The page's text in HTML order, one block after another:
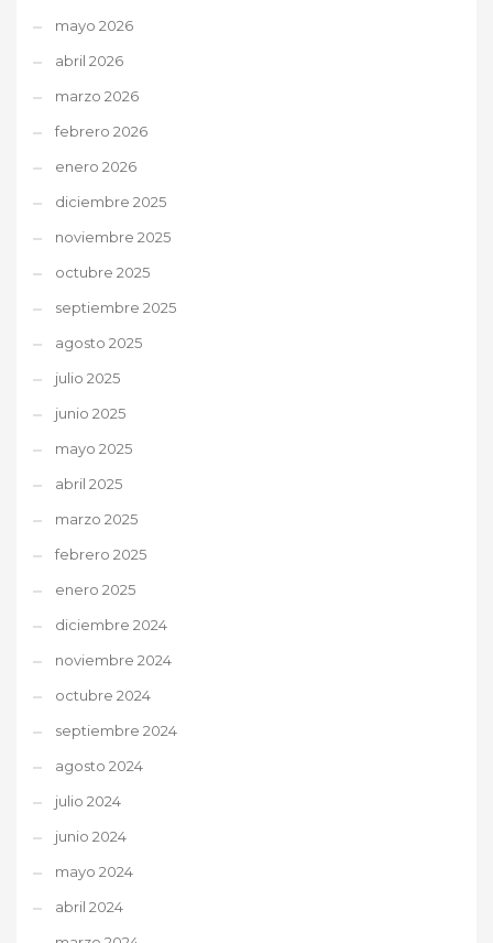
mayo 2026
abril 2026
marzo 2026
febrero 2026
enero 2026
diciembre 2025
noviembre 2025
octubre 2025
septiembre 2025
agosto 2025
julio 2025
junio 2025
mayo 2025
abril 2025
marzo 2025
febrero 2025
enero 2025
diciembre 2024
noviembre 2024
octubre 2024
septiembre 2024
agosto 2024
julio 2024
junio 2024
mayo 2024
abril 2024